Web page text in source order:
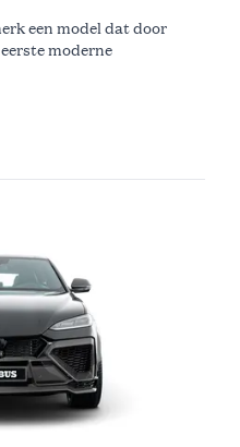
een model dat door
moderne